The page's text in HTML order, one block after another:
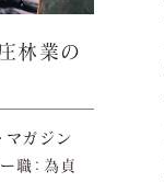
林業の
マガジン
職：為貞